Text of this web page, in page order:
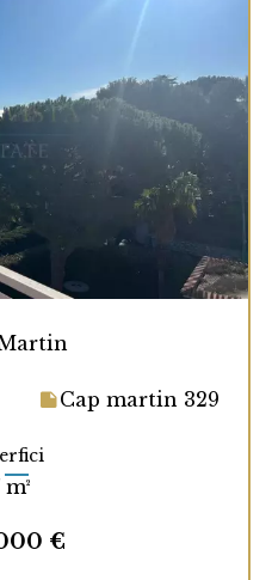
Cap martin 329
m²
€